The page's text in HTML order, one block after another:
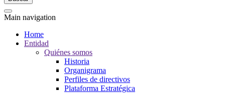
Main navigation
Home
Entidad
Quiénes somos
Historia
Organigrama
Perfiles de directivos
Plataforma Estratégica